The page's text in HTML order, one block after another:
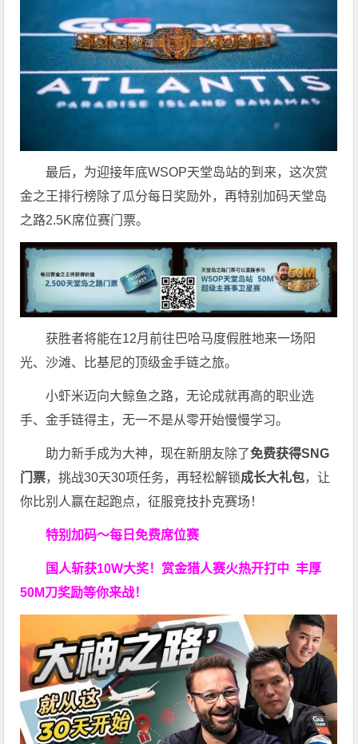
最后，为迎接年底WSOP天堂岛站的到来，这次赏
金之王排行榜除了瓜分每日奖励外，再特别加码天堂岛
之路2.5K席位赛门票。
获胜者将能在12月前往巴哈马度假胜地来一场阳
光、沙滩、比基尼的顶级金手链之旅。
小虾米迈向大鲸鱼之路，无论成就再高的职业选
手、金手链得主，无一不是从零开始慢慢学习。
助力新手成为大神，现在新朋友除了免费获得SNG
门票，挑战30天30项任务，再轻松解锁成长大礼包，让
你比别人赢在起跑点，征服竞技扑克赛场！
特别加码～每日免费席位赛
国人斩获10W大奖！ 赏金猎人赛火热开打中 丰厚
50M刀奖励等你来战！